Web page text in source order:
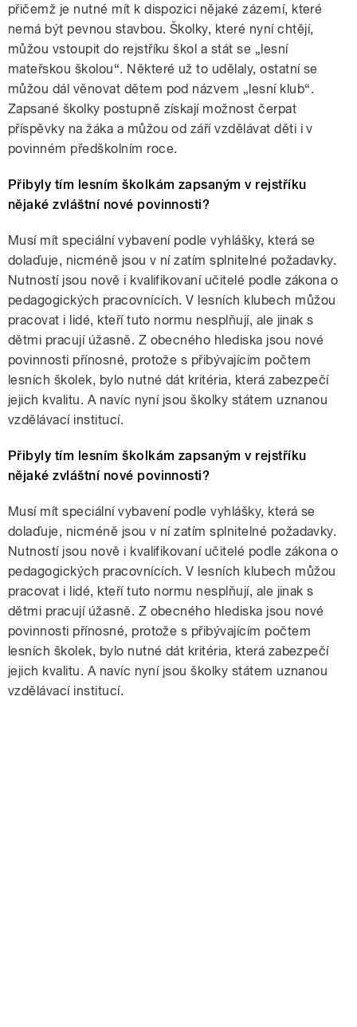
přičemž je nutné mít k dispozici nějaké zázemí, které
nemá být pevnou stavbou. Školky, které nyní chtějí,
můžou vstoupit do rejstříku škol a stát se „lesní
mateřskou školou“. Některé už to udělaly, ostatní se
můžou dál věnovat dětem pod názvem „lesní klub“.
Zapsané školky postupně získají možnost čerpat
příspěvky na žáka a můžou od září vzdělávat děti i v
povinném předškolním roce.
Přibyly tím lesním školkám zapsaným v rejstříku
nějaké zvláštní nové povinnosti?
Musí mít speciální vybavení podle vyhlášky, která se
dolaďuje, nicméně jsou v ní zatím splnitelné požadavky.
Nutností jsou nově i kvalifikovaní učitelé podle zákona o
pedagogických pracovnících. V lesních klubech můžou
pracovat i lidé, kteří tuto normu nesplňují, ale jinak s
dětmi pracují úžasně. Z obecného hlediska jsou nové
povinnosti přínosné, protože s přibývajícím počtem
lesních školek, bylo nutné dát kritéria, která zabezpečí
jejich kvalitu. A navíc nyní jsou školky státem uznanou
vzdělávací institucí.
Přibyly tím lesním školkám zapsaným v rejstříku
nějaké zvláštní nové povinnosti?
Musí mít speciální vybavení podle vyhlášky, která se
dolaďuje, nicméně jsou v ní zatím splnitelné požadavky.
Nutností jsou nově i kvalifikovaní učitelé podle zákona o
pedagogických pracovnících. V lesních klubech můžou
pracovat i lidé, kteří tuto normu nesplňují, ale jinak s
dětmi pracují úžasně. Z obecného hlediska jsou nové
povinnosti přínosné, protože s přibývajícím počtem
lesních školek, bylo nutné dát kritéria, která zabezpečí
jejich kvalitu. A navíc nyní jsou školky státem uznanou
vzdělávací institucí.